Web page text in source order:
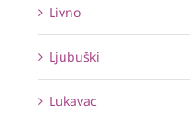
Livno
Ljubuški
Lukavac